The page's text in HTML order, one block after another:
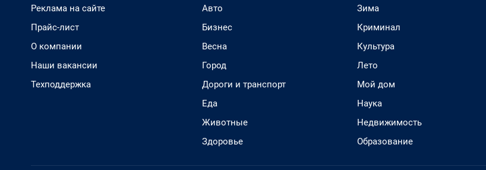
Реклама на сайте
Прайс-лист
О компании
Наши вакансии
Техподдержка
Авто
Бизнес
Весна
Город
Дороги и транспорт
Еда
Животные
Здоровье
Зима
Криминал
Культура
Лето
Мой дом
Наука
Недвижимость
Образование